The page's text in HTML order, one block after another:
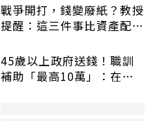
戰爭開打，錢變廢紙？教授
提醒：這三件事比資產配置
45歲以上政府送錢！職訓
補助「最高10萬」：在